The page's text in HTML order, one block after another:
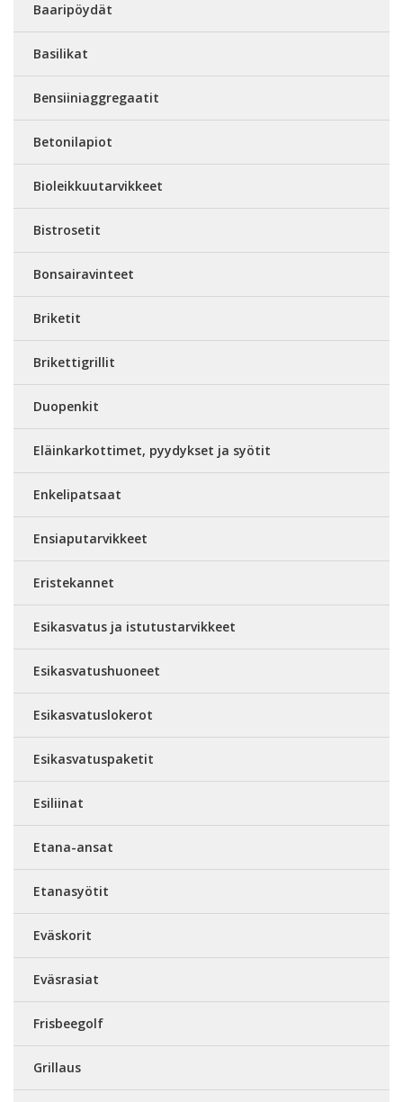
Baaripöydät
Basilikat
Bensiiniaggregaatit
Betonilapiot
Bioleikkuutarvikkeet
Bistrosetit
Bonsairavinteet
Briketit
Brikettigrillit
Duopenkit
Eläinkarkottimet, pyydykset ja syötit
Enkelipatsaat
Ensiaputarvikkeet
Eristekannet
Esikasvatus ja istutustarvikkeet
Esikasvatushuoneet
Esikasvatuslokerot
Esikasvatuspaketit
Esiliinat
Etana-ansat
Etanasyötit
Eväskorit
Eväsrasiat
Frisbeegolf
Grillaus